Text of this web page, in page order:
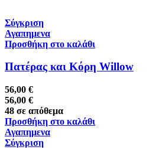
Σύγκριση
Αγαπημενα
Προσθήκη στο καλάθι
Πατέρας και Κόρη Willow
56,00 €
56,00 €
48 σε απόθεμα
Προσθήκη στο καλάθι
Αγαπημενα
Σύγκριση